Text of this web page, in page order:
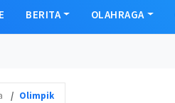
BERITA OLAHRAGA
Olimpik